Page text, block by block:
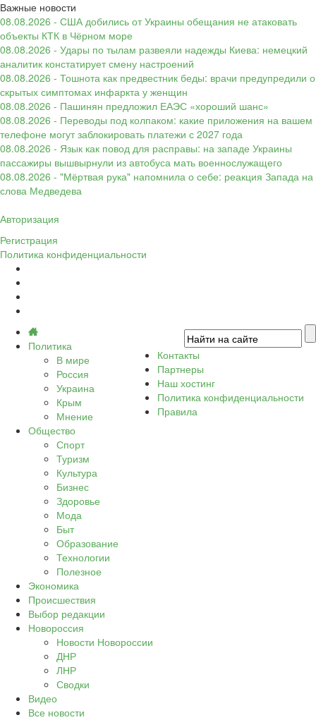
Важные новости
08.08.2026 - США добились от Украины обещания не атаковать
объекты КТК в Чёрном море
08.08.2026 - Удары по тылам развеяли надежды Киева: немецкий
аналитик констатирует смену настроений
08.08.2026 - Тошнота как предвестник беды: врачи предупредили о
скрытых симптомах инфаркта у женщин
08.08.2026 - Пашинян предложил ЕАЭС «хороший шанс»
08.08.2026 - Переводы под колпаком: какие приложения на вашем
телефоне могут заблокировать платежи с 2027 года
08.08.2026 - Язык как повод для расправы: на западе Украины
пассажиры вышвырнули из автобуса мать военнослужащего
08.08.2026 - "Мёртвая рука" напомнила о себе: реакция Запада на
слова Медведева
Авторизация
Регистрация
Политика конфиденциальности
Политика
В мире
Россия
Украина
Крым
Мнение
Общество
Спорт
Туризм
Культура
Бизнес
Здоровье
Мода
Быт
Образование
Технологии
Полезное
Экономика
Происшествия
Выбор редакции
Новороссия
Новости Новороссии
ДНР
ЛНР
Сводки
Видео
Все новости
Контакты
Партнеры
Наш хостинг
Политика конфиденциальности
Правила